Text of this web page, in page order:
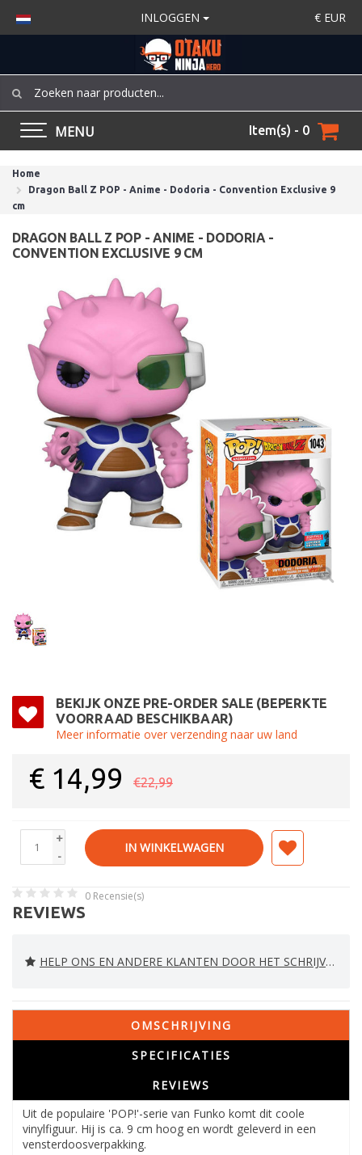
INLOGGEN € EUR
MENU Item(s) - 0
Home
Dragon Ball Z POP - Anime - Dodoria - Convention Exclusive 9
cm
DRAGON BALL Z POP - ANIME - DODORIA -
CONVENTION EXCLUSIVE 9 CM
BEKIJK ONZE PRE-ORDER SALE (BEPERKTE
VOORRAAD BESCHIKBAAR)
Meer informatie over verzending naar uw land
€ 14,99 €22,99
+
-
IN WINKELWAGEN
0 Recensie(s)
REVIEWS
HELP ONS EN ANDERE KLANTEN DOOR HET SCHRIJVEN VAN EEN REVIEW
OMSCHRIJVING
SPECIFICATIES
REVIEWS
Uit de populaire 'POP!'-serie van Funko komt dit coole
vinylfiguur. Hij is ca. 9 cm hoog en wordt geleverd in een
vensterdoosverpakking.